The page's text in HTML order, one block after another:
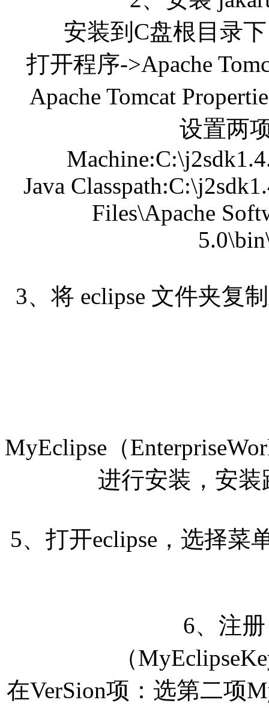
安装到C盘根目录
打开程序->Apache
Apache Tomcat
设置两
Java
Files\Apache
3、将 eclipse 文件夹复
MyEclipse（
进行安装，安装
5、打开eclipse，选择菜
6、注
（
在VerSion项：选第二项